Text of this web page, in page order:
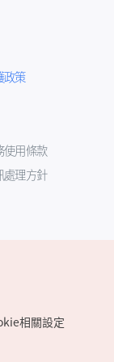
政策
使用條款
處理方針
相關設定